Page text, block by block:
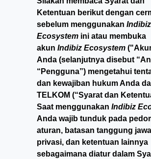
Ketentuan berikut dengan
sebelum menggunakan Indibiz
Ecosystem ini atau membuka
akun Indibiz Ecosystem
Anda (selanjutnya disebut
“Pengguna”) mengetahui
dan kewajiban hukum Anda
TELKOM (“Syarat dan
Saat menggunakan Indibiz
Anda wajib tunduk pada
aturan, batasan tanggung
privasi, dan ketentuan lainnya
sebagaimana diatur dalam